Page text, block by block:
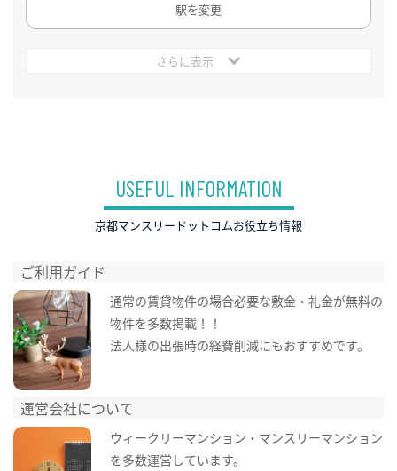
駅を変更
さらに表示
USEFUL INFORMATION
京都マンスリードットコムお役立ち情報
ご利用ガイド
通常の賃貸物件の場合必要な敷金・礼金が無料の
物件を多数掲載！！
法人様の出張時の経費削減にもおすすめです。
運営会社について
ウィークリーマンション・マンスリーマンション
を多数運営しています。